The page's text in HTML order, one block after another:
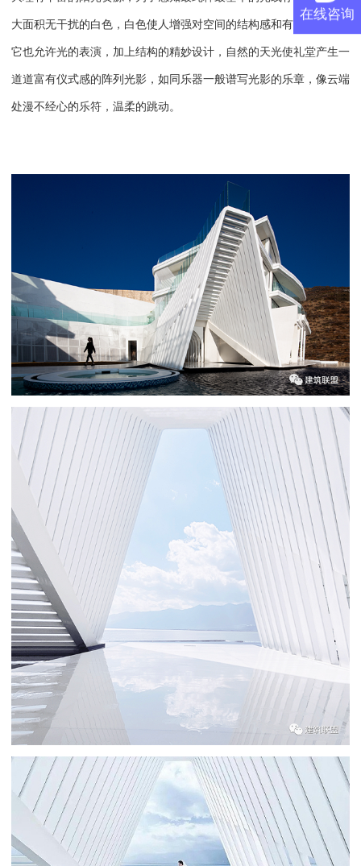
大面积无干扰的白色，白色使人增强对空间的结构感和有序感，同时
它也允许光的表演，加上结构的精妙设计，自然的天光使礼堂产生一
道道富有仪式感的阵列光影，如同乐器一般谱写光影的乐章，像云端
处漫不经心的乐符，温柔的跳动。
在线咨询